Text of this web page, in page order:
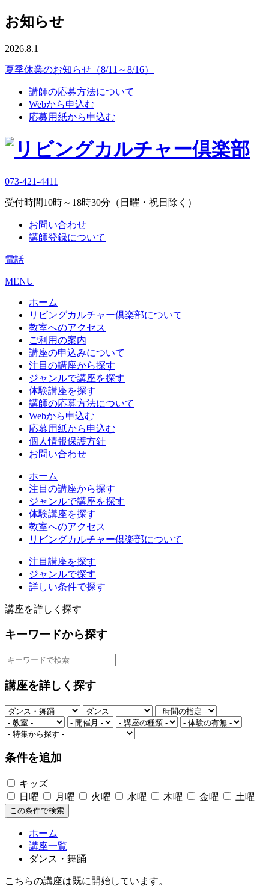
お知らせ
2026.8.1
夏季休業のお知らせ（8/11～8/16）
講師の応募方法について
Webから申込む
応募用紙から申込む
073-421-4411
受付時間10時～18時30分（日曜・祝日除く）
お問い合わせ
講師登録について
電話
MENU
ホーム
リビングカルチャー倶楽部について
教室へのアクセス
ご利用の案内
講座の申込みについて
注目の講座から探す
ジャンルで講座を探す
体験講座を探す
講師の応募方法について
Webから申込む
応募用紙から申込む
個人情報保護方針
お問い合わせ
ホーム
注目の講座から探す
ジャンルで講座を探す
体験講座を探す
教室へのアクセス
リビングカルチャー倶楽部について
注目講座を探す
ジャンルで探す
詳しい条件で探す
講座を詳しく探す
キーワードから探す
講座を詳しく探す
条件を追加
キッズ
日曜
月曜 火曜 水曜 木曜 金曜 土曜
この条件で検索
ホーム
講座一覧
ダンス・舞踊
こちらの講座は既に開始しています。